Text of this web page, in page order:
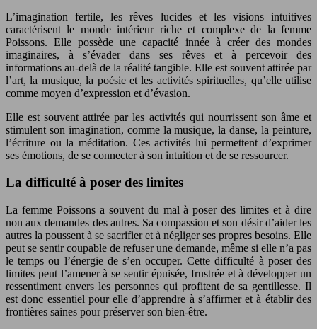
L’imagination fertile, les rêves lucides et les visions intuitives
caractérisent le monde intérieur riche et complexe de la femme
Poissons. Elle possède une capacité innée à créer des mondes
imaginaires, à s’évader dans ses rêves et à percevoir des
informations au-delà de la réalité tangible. Elle est souvent attirée par
l’art, la musique, la poésie et les activités spirituelles, qu’elle utilise
comme moyen d’expression et d’évasion.
Elle est souvent attirée par les activités qui nourrissent son âme et
stimulent son imagination, comme la musique, la danse, la peinture,
l’écriture ou la méditation. Ces activités lui permettent d’exprimer
ses émotions, de se connecter à son intuition et de se ressourcer.
La difficulté à poser des limites
La femme Poissons a souvent du mal à poser des limites et à dire
non aux demandes des autres. Sa compassion et son désir d’aider les
autres la poussent à se sacrifier et à négliger ses propres besoins. Elle
peut se sentir coupable de refuser une demande, même si elle n’a pas
le temps ou l’énergie de s’en occuper. Cette difficulté à poser des
limites peut l’amener à se sentir épuisée, frustrée et à développer un
ressentiment envers les personnes qui profitent de sa gentillesse. Il
est donc essentiel pour elle d’apprendre à s’affirmer et à établir des
frontières saines pour préserver son bien-être.